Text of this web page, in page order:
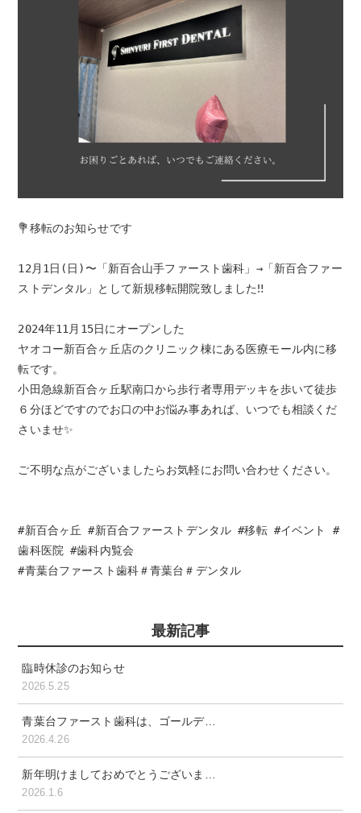
最新記事
臨時休診のお知らせ
2026.5.25
青葉台ファースト歯科は、ゴールデ…
2026.4.26
新年明けましておめでとうございま…
2026.1.6
💐移転のお知らせです
12月1日(日)〜「新百合山手ファースト歯科」→「新百合ファー
ストデンタル」として新規移転開院致しました‼️
2024年11月15日にオープンした
ヤオコー新百合ヶ丘店のクリニック棟にある医療モール内に移
転です。
小田急線新百合ヶ丘駅南口から歩行者専用デッキを歩いて徒歩
６分ほどですのでお口の中お悩み事あれば、いつでも相談くだ
さいませ✨
ご不明な点がございましたらお気軽にお問い合わせください。
#新百合ヶ丘 #新百合ファーストデンタル #移転 #イベント #
歯科医院 #歯科内覧会
#青葉台ファースト歯科＃青葉台＃デンタル